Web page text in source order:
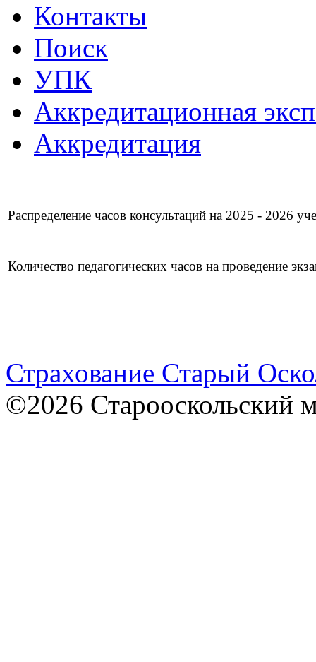
Контакты
Поиск
УПК
Аккредитационная
Аккредитация
Распределение часов консультаций на 2025 - 2026
Количество педагогических часов на проведение
Страхование Старый
©2026 Старооскольский